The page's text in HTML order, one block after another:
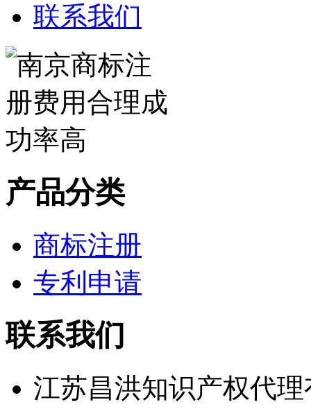
联系我们
产品分类
商标注册
专利申请
联系我们
江苏昌洪知识产权代